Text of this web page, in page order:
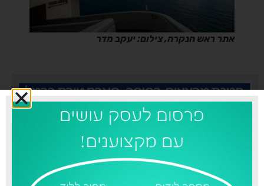
אתר ראש הנקרה, צילום: יעקב מדר